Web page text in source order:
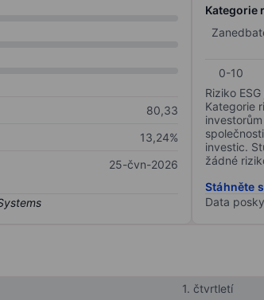
80,33
13,24%
25-čvn-2026
Kategorie
0-10
Riziko
Kategorie
investic.
žádné
Stáhněte
Data
1. čtvrtletí